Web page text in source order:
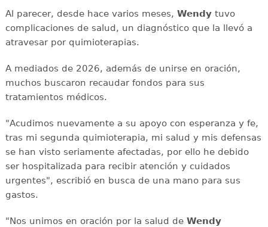
Al parecer, desde hace varios meses, Wendytuvo
complicaciones de salud, un diagnóstico que la llevó a
atravesar por quimioterapias.
A mediados de 2026, además de unirse en oración,
muchos buscaron recaudar fondos para sus
tratamientos médicos.
"Acudimos nuevamente a su apoyo con esperanza y fe,
tras mi segunda quimioterapia, mi salud y mis defensas
se han visto seriamente afectadas, por ello he debido
ser hospitalizada para recibir atención y cuidados
urgentes", escribió en busca de una mano para sus
gastos.
"Nos unimos en oración por la salud de Wendy